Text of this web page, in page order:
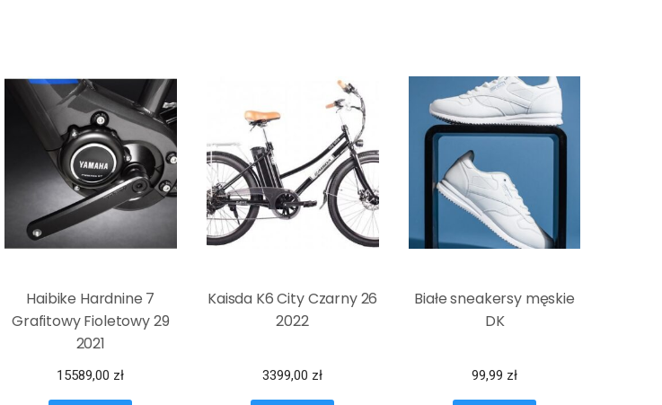
Haibike Hardnine 7
Grafitowy Fioletowy 29
2021
15589,00 zł
Kaisda K6 City Czarny 26
2022
3399,00 zł
Białe sneakersy męskie
DK
99,99 zł